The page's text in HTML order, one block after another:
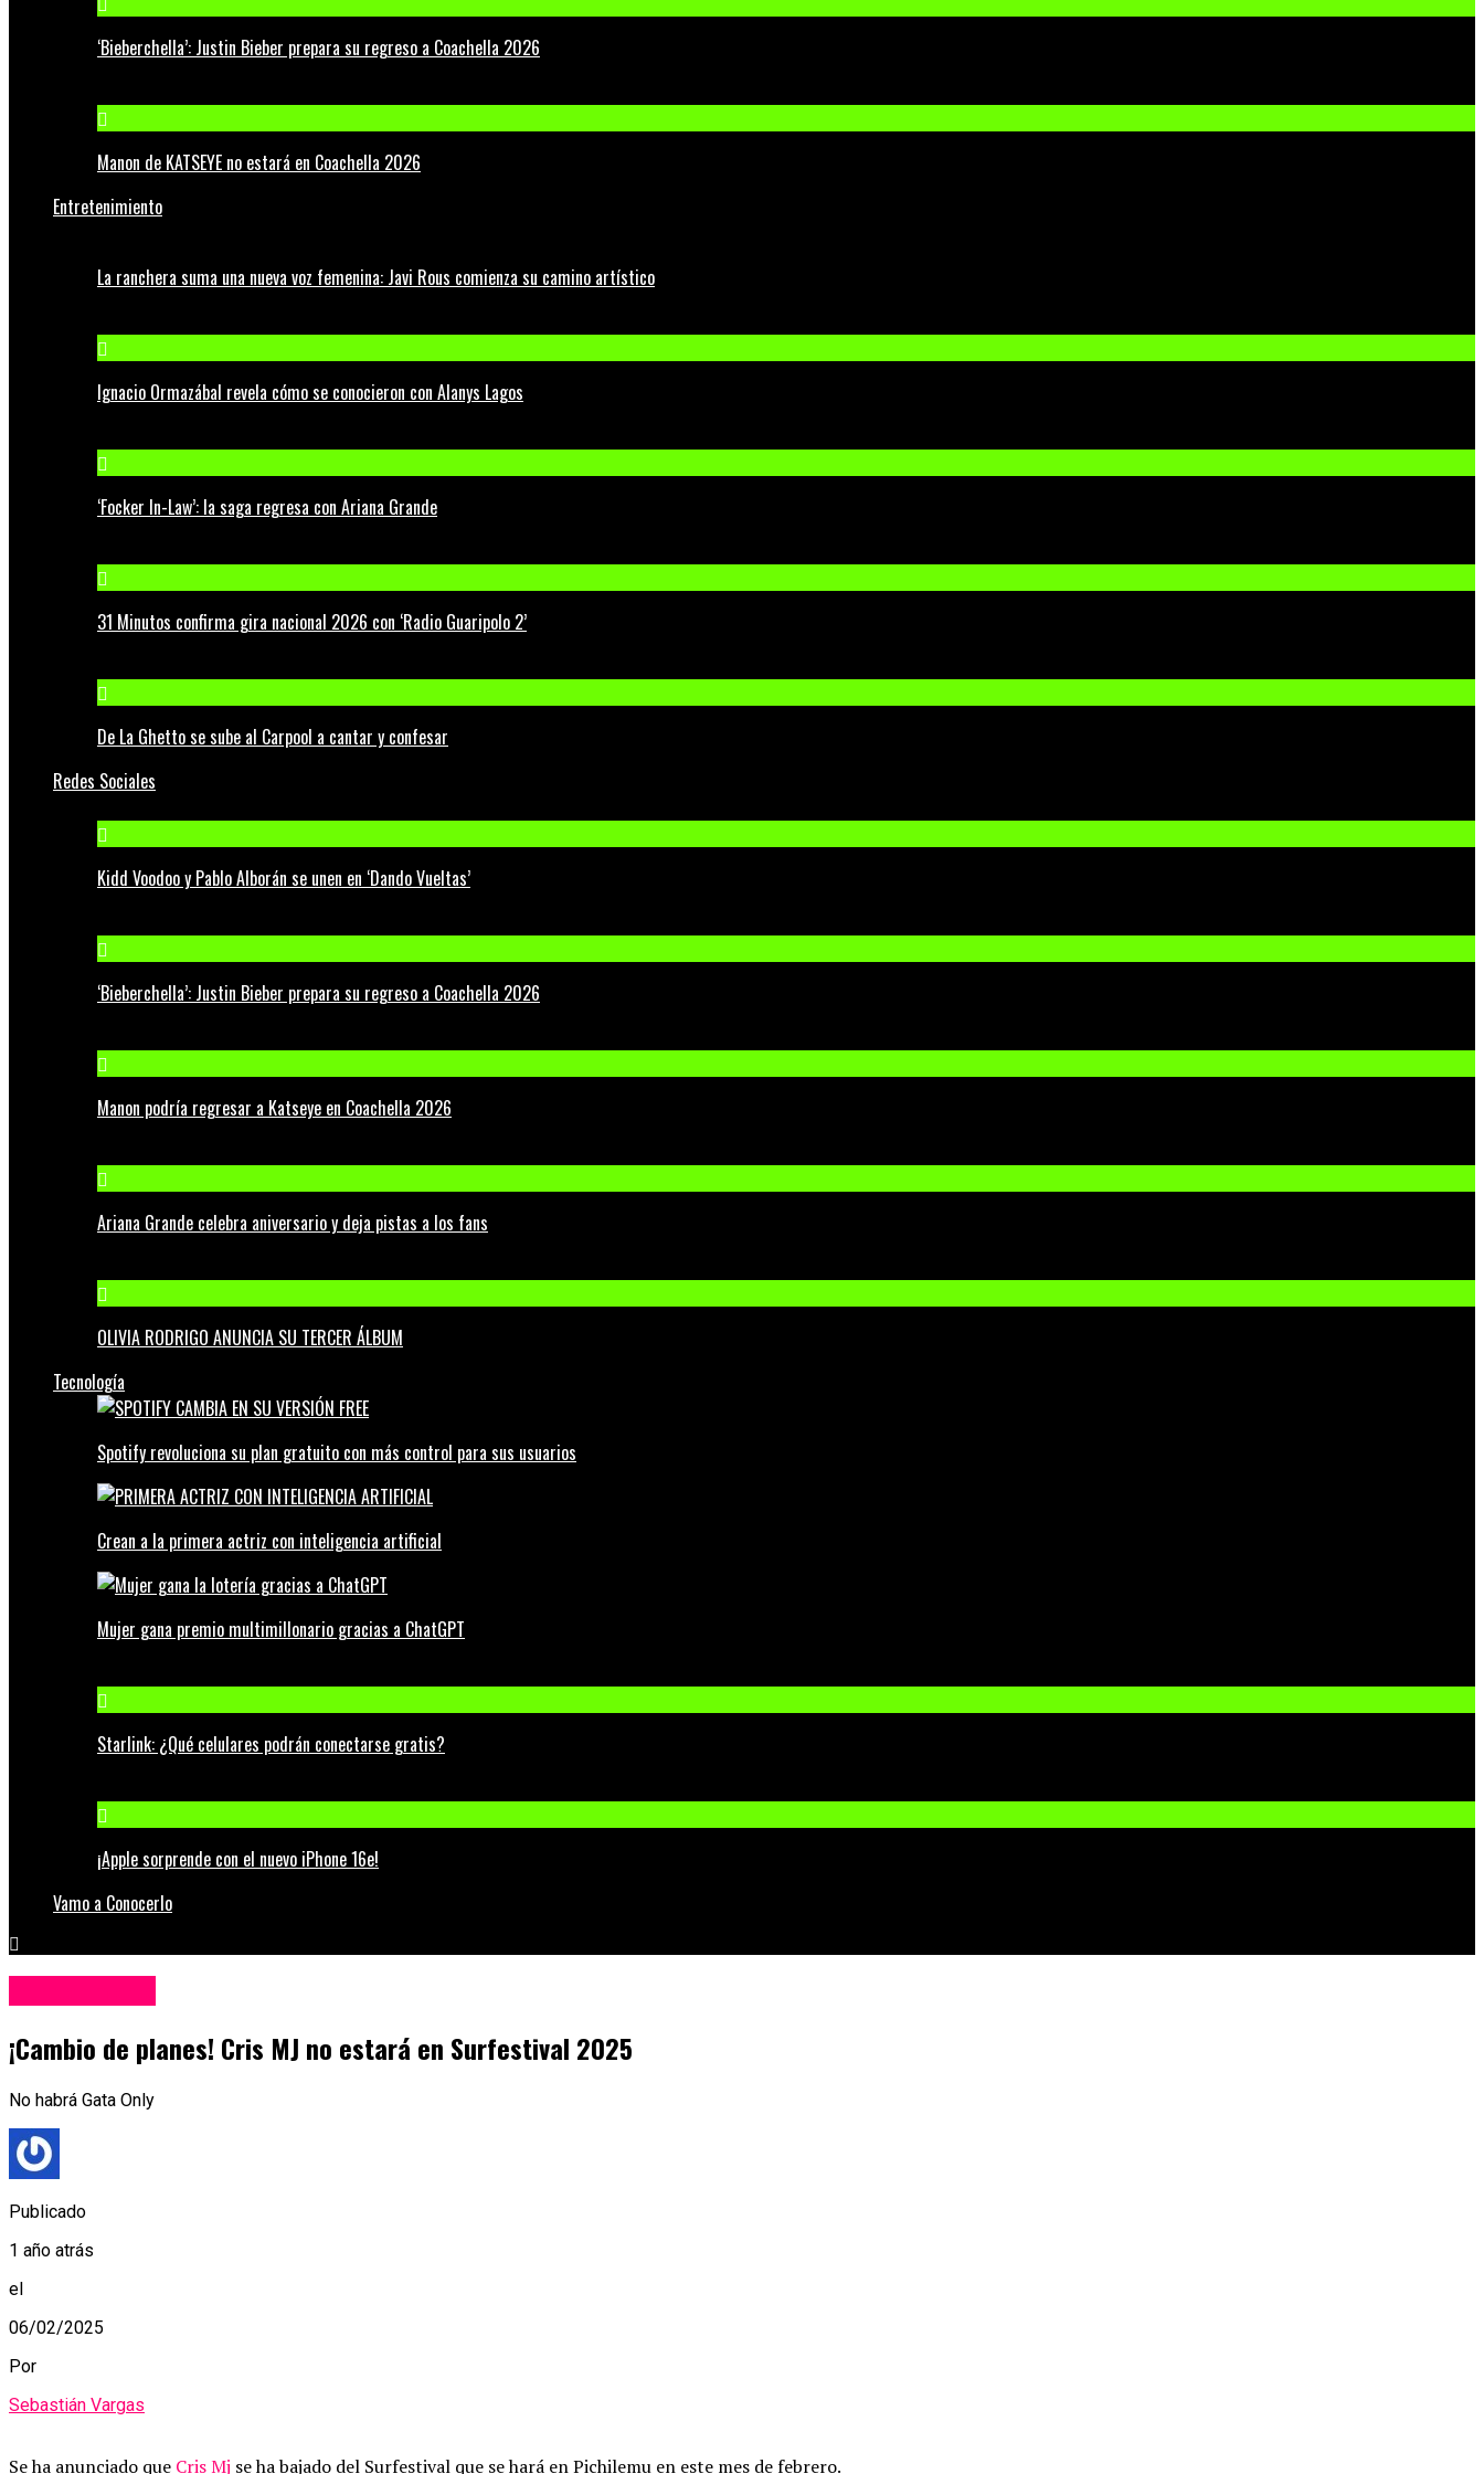
‘Bieberchella’: Justin Bieber prepara su regreso a Coachella 2026
Manon de KATSEYE no estará en Coachella 2026
Entretenimiento
La ranchera suma una nueva voz femenina: Javi Rous comienza su camino artístico
Ignacio Ormazábal revela cómo se conocieron con Alanys Lagos
‘Focker In-Law’: la saga regresa con Ariana Grande
31 Minutos confirma gira nacional 2026 con ‘Radio Guaripolo 2’
De La Ghetto se sube al Carpool a cantar y confesar
Redes Sociales
Kidd Voodoo y Pablo Alborán se unen en ‘Dando Vueltas’
‘Bieberchella’: Justin Bieber prepara su regreso a Coachella 2026
Manon podría regresar a Katseye en Coachella 2026
Ariana Grande celebra aniversario y deja pistas a los fans
OLIVIA RODRIGO ANUNCIA SU TERCER ÁLBUM
Tecnología
Spotify revoluciona su plan gratuito con más control para sus usuarios
Crean a la primera actriz con inteligencia artificial
Mujer gana premio multimillonario gracias a ChatGPT
Starlink: ¿Qué celulares podrán conectarse gratis?
¡Apple sorprende con el nuevo iPhone 16e!
Vamo a Conocerlo
¡Cambio de planes! Cris MJ no estará en Surfestival 2025
No habrá Gata Only
Publicado
1 año atrás
el
06/02/2025
Por
Sebastián Vargas
Se ha anunciado que Cris Mj se ha bajado del Surfestival que se hará en Pichilemu en este mes de febrero.